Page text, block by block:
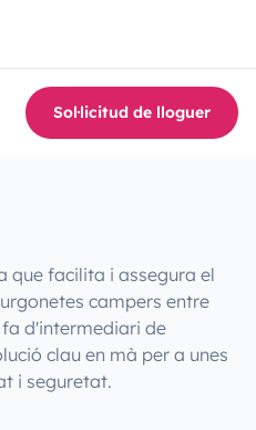
Sol·licitud de lloguer
que facilita i assegura el
campers entre
d'intermediari de
clau en mà per a unes
i seguretat.